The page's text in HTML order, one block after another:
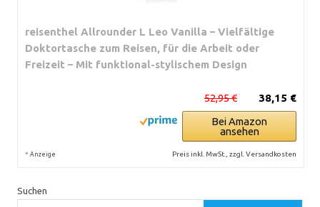
reisenthel Allrounder L Leo Vanilla – Vielfältige
Doktortasche zum Reisen, für die Arbeit oder
Freizeit – Mit funktional-stylischem Design
38,15 €
52,95 €
Bei Amazon
ansehen
* Anzeige Preis inkl. MwSt., zzgl. Versandkosten
Suchen